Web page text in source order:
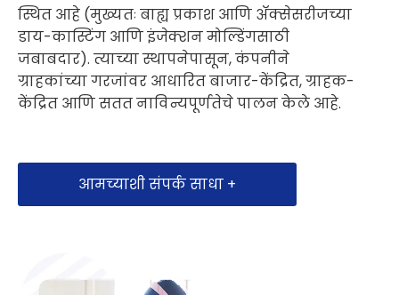
स्थित आहे (मुख्यतः बाह्य प्रकाश आणि ॲक्सेसरीजच्या
डाय-कास्टिंग आणि इंजेक्शन मोल्डिंगसाठी
जबाबदार). त्याच्या स्थापनेपासून, कंपनीने
ग्राहकांच्या गरजांवर आधारित बाजार-केंद्रित, ग्राहक-
केंद्रित आणि सतत नाविन्यपूर्णतेचे पालन केले आहे.
आमच्याशी संपर्क साधा +